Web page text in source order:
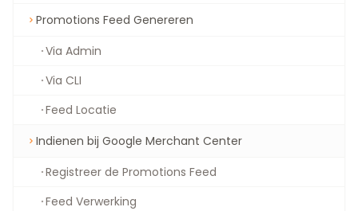
Promotions Feed Genereren
Via Admin
Via CLI
Feed Locatie
Indienen bij Google Merchant Center
Registreer de Promotions Feed
Feed Verwerking